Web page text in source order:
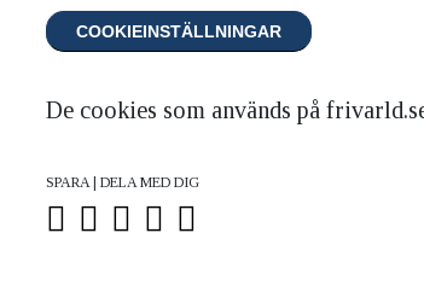
COOKIEINSTÄLLNINGAR
De cookies som används på
SPARA | DELA MED DIG